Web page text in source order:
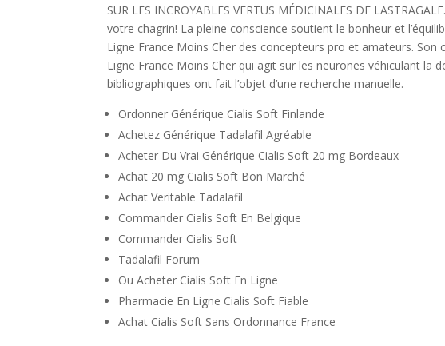
SUR LES INCROYABLES VERTUS MÉDICINALES DE
votre chagrin! La pleine conscience soutient le bonheur et
Ligne France Moins Cher des concepteurs pro et amateurs.
Ligne France Moins Cher qui agit sur les neurones véhiculant
bibliographiques ont fait l’objet d’une recherche manuelle.
Ordonner Générique Cialis Soft Finlande
Achetez Générique Tadalafil Agréable
Acheter Du Vrai Générique Cialis Soft 20 mg Bordeaux
Achat 20 mg Cialis Soft Bon Marché
Achat Veritable Tadalafil
Commander Cialis Soft En Belgique
Commander Cialis Soft
Tadalafil Forum
Ou Acheter Cialis Soft En Ligne
Pharmacie En Ligne Cialis Soft Fiable
Achat Cialis Soft Sans Ordonnance France